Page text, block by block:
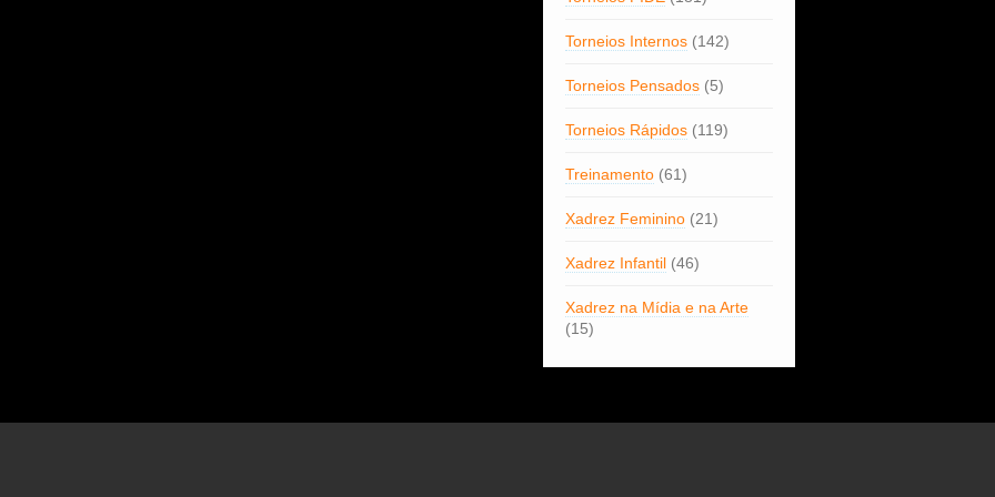
Torneios Internos(142)
Torneios Pensados(5)
Torneios Rápidos(119)
Treinamento(61)
Xadrez Feminino(21)
Xadrez Infantil(46)
Xadrez na Mídia e na Arte
(15)